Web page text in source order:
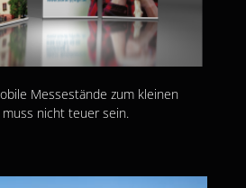
Messestände zum kleinen
muss nicht teuer sein.